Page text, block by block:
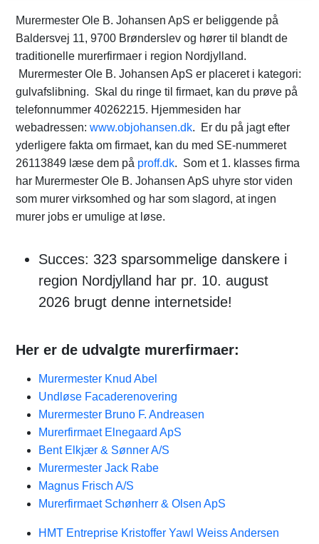
Murermester Ole B. Johansen ApS er beliggende på
Baldersvej 11, 9700 Brønderslev og hører til blandt de
traditionelle murerfirmaer i region Nordjylland.
Murermester Ole B. Johansen ApS er placeret i kategori:
gulvafslibning. Skal du ringe til firmaet, kan du prøve på
telefonnummer 40262215. Hjemmesiden har
webadressen: www.objohansen.dk. Er du på jagt efter
yderligere fakta om firmaet, kan du med SE-nummeret
26113849 læse dem på proff.dk. Som et 1. klasses firma
har Murermester Ole B. Johansen ApS uhyre stor viden
som murer virksomhed og har som slagord, at ingen
murer jobs er umulige at løse.
Succes: 323 sparsommelige danskere i
region Nordjylland har pr. 10. august
2026 brugt denne internetside!
Her er de udvalgte murerfirmaer:
Murermester Knud Abel
Undløse Facaderenovering
Murermester Bruno F. Andreasen
Murerfirmaet Elnegaard ApS
Bent Elkjær & Sønner A/S
Murermester Jack Rabe
Magnus Frisch A/S
Murerfirmaet Schønherr & Olsen ApS
HMT Entreprise Kristoffer Yawl Weiss Andersen